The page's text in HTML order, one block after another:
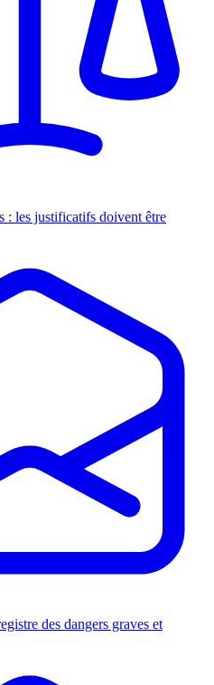
: les justificatifs doivent être
des dangers graves et